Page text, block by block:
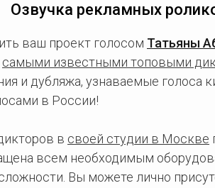
Озвучка рекламных
ваш проект голосом Татьяны
самыми известными топовыми
и дубляжа, узнаваемые
в России!
в своей студии в Москве
всем необходимым
Вы можете лично